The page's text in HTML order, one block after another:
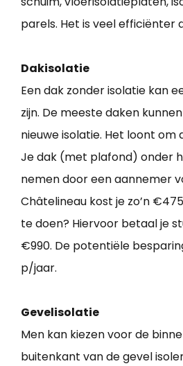
parels. Het is veel efficiënter
Dakisolatie
Een dak zonder isolatie kan
zijn. De meeste daken
nieuwe isolatie. Het loont
Je dak (met plafond) onder
nemen door een aannemer
Châtelineau kost je zo’n
te doen? Hiervoor betaal je
€990. De potentiële
p/jaar.
Gevelisolatie
Men kan kiezen voor de
buitenkant van de gevel